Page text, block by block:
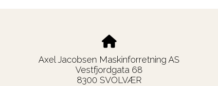
Axel Jacobsen Maskinforretning AS
Vestfjordgata 68
8300 SVOLVÆR